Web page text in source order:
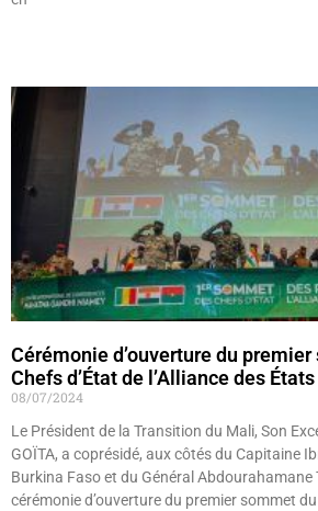
Cérémonie d’ouverture du
Chefs d’État de l’Alliance des
08/07/2024
Le Président de la Transition du Mali, Son
GOÏTA, a coprésidé, aux côtés du Capitaine
Burkina Faso et du Général Abdourahamane
cérémonie d’ouverture du premier sommet